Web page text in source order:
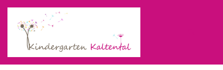
Zum
Inhalt
springen